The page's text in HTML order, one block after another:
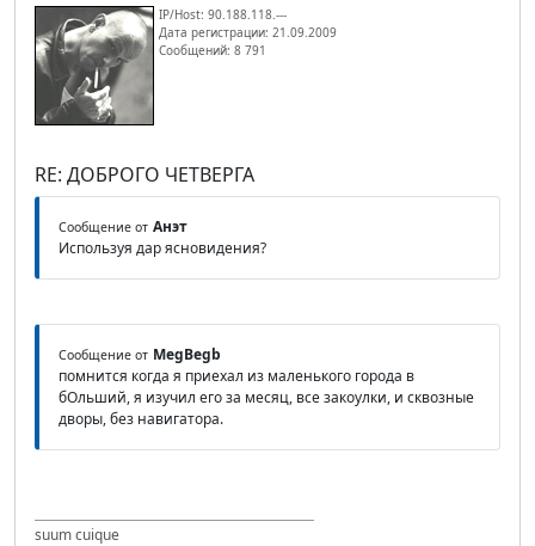
IP/Host: 90.188.118.---
Дата регистрации: 21.09.2009
Сообщений: 8 791
RE: ДОБРОГО ЧЕТВЕРГА
Сообщение от Анэт
Используя дар ясновидения?
Сообщение от MegBegb
помнится когда я приехал из маленького города в
бОльший, я изучил его за месяц, все закоулки, и сквозные
дворы, без навигатора.
suum cuique